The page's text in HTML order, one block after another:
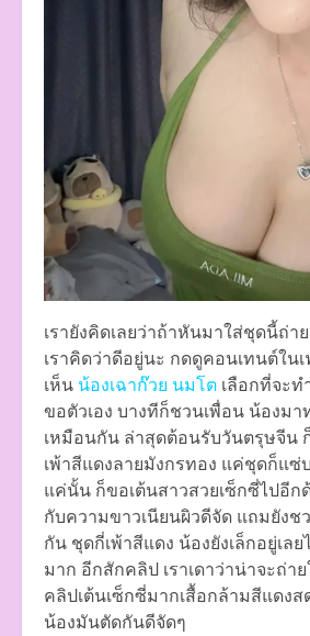
เรายังคิดเลยว่าถ้าหันมาใส่ชุดนี้ถ่
เราคิดว่าดีอยู่นะ กดดูคอนเทนต์ในเ
เห็น น้องเฉาก๊วย นมโต เลือกที่จะท
ขอตัวเอง บางทีก็ชวนเพื่อน น้องม
เหมือนกัน ล่าสุดต้อนรับวันตรุษจีน
เพ้าสีแดงลายมังกรทอง แค่ชุดก็แซ่
แค่นั้น ก็ขอเต้นสาวสวยเซ็กซี่ไปอี
กับความขาวเนียนผิวดีจัด แถมยังช
กัน ชุดกี่เพ้าสีแดง น้องยังเล็กอยู่เล
มาก อีกสักคลิป เราเดาว่าน่าจะถ่า
คลิปเต้นเซ็กซี่มากเสื้อกล้ามสีแดง
น้องมันตัดกันดีจัดๆ